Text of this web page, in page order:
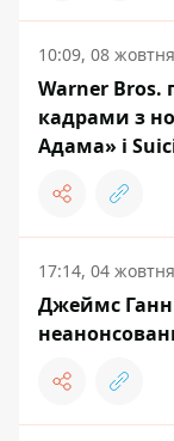
10:09, 08
Warner Bros.
кадрами з
Адама» і
17:14, 04
Джеймс